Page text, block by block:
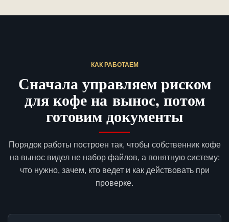
КАК РАБОТАЕМ
Сначала управляем риском
для кофе на вынос, потом
готовим документы
Порядок работы построен так, чтобы собственник кофе
на вынос видел не набор файлов, а понятную систему:
что нужно, зачем, кто ведет и как действовать при
проверке.